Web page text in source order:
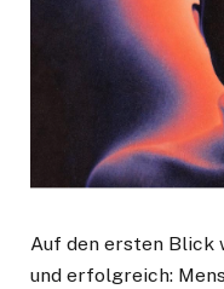
Auf den ersten Blick
und erfolgreich: